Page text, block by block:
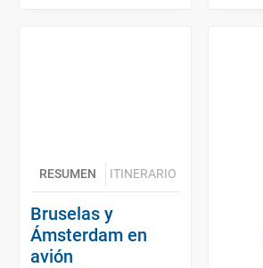
RESUMEN ITINERARIO
Bruselas y
Ámsterdam en
avión